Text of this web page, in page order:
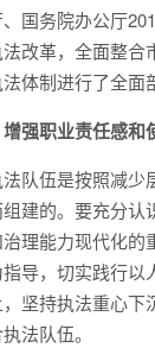
国务院办公厅
改革，全面整
体制进行了全面
强职业责任感和
队伍是按照减
建的。要充分
理能力现代化
导，切实践行
坚持执法重心
法队伍。